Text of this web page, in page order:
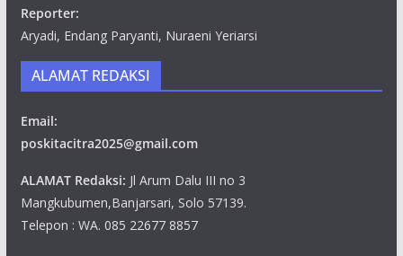
Reporter:
Aryadi, Endang Paryanti, Nuraeni Yeriarsi
ALAMAT REDAKSI
Email:
poskitacitra2025@gmail.com
ALAMAT Redaksi: Jl Arum Dalu III no 3
Mangkubumen,Banjarsari, Solo 57139.
Telepon : WA. 085 22677 8857